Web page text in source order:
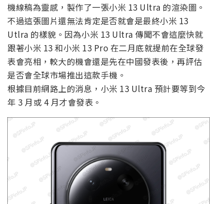
機線稿為靈感，製作了一張小米 13 Ultra 的渲染圖。
不過這張圖片還無法肯定是否就會是最終小米 13
Utlra 的樣貌。因為小米 13 Ultra 傳聞不會這麼快就
跟著小米 13 和小米 13 Pro 在二月底就提前在全球發
表會亮相，較大的機會還是先在中國發表後，再評估
是否會全球市場推出這款手機。
根據目前網路上的消息，小米 13 Ultra 預計要等到今
年 3 月或 4 月才會發表。